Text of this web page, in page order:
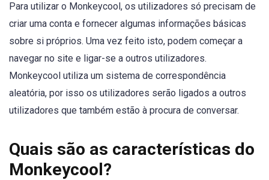
Para utilizar o Monkeycool, os utilizadores só precisam de
criar uma conta e fornecer algumas informações básicas
sobre si próprios. Uma vez feito isto, podem começar a
navegar no site e ligar-se a outros utilizadores.
Monkeycool utiliza um sistema de correspondência
aleatória, por isso os utilizadores serão ligados a outros
utilizadores que também estão à procura de conversar.
Quais são as características do
Monkeycool?